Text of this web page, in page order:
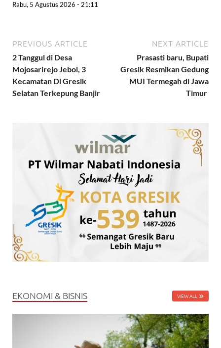
Rabu, 5 Agustus 2026 - 21:11
PREVIOUS ARTICLE
2 Tanggul di Desa
Mojosarirejo Jebol, 3
Kecamatan Di Gresik
Selatan Terkepung Banjir
NEXT ARTICLE
Prasasti baru, Bupati
Gresik Resmikan Gedung
MUI Termegah di Jawa
Timur
EKONOMI & BISNIS VIEW ALL